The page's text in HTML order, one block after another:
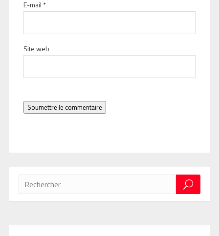
E-mail *
Site web
Soumettre le commentaire